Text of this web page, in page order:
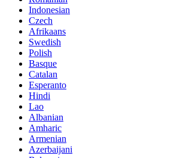
Indonesian
Czech
Afrikaans
Swedish
Polish
Basque
Catalan
Esperanto
Hindi
Lao
Albanian
Amharic
Armenian
Azerbaijani